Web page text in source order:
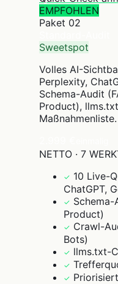
EMPFOHLEN
Paket 02
Sweetspot
Volles AI-
Perplexity,
Schema-Audit
Product),
Maßnahmenliste.
NETTO · 7
✓ 10 Live-
ChatGPT,
✓ Schema-
Product)
✓ Crawl-
Bots)
✓ llms.txt-
✓
✓